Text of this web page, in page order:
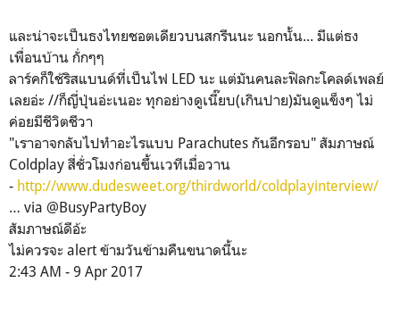
และน่าจะเป็นธงไทยชอตเดียวบนสกรีนนะ นอกนั้น... มีแต่ธง
เพื่อนบ้าน กั่กๆๆ
ลาร์คก็ใช้ริสแบนด์ที่เป็นไฟ LED นะ แต่มันคนละฟิลกะโคลด์เพลย์
เลยอ่ะ //ก็ญี่ปุ่นอ่ะเนอะ ทุกอย่างดูเนี๊ยบ(เกินปาย)มันดูแข็งๆ ไม่
ค่อยมีชีวิตชีวา
"เราอาจกลับไปทำอะไรแบบ Parachutes กันอีกรอบ" สัมภาษณ์
Coldplay สี่ชั่วโมงก่อนขึ้นเวทีเมื่อวาน
- http://www.dudesweet.org/thirdworld/coldplayinterview/
… via @BusyPartyBoy
สัมภาษณ์ดีอ้ะ
ไม่ควรจะ alert ข้ามวันข้ามคืนขนาดนี้นะ
2:43 AM - 9 Apr 2017